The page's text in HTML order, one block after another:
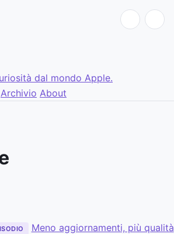
dal mondo Apple.
Archivio About
Meno aggiornamenti, più qualità